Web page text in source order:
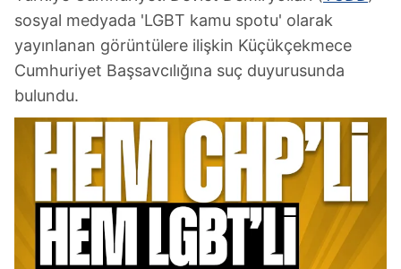
sosyal medyada 'LGBT kamu spotu' olarak
yayınlanan görüntülere ilişkin Küçükçekmece
Cumhuriyet Başsavcılığına suç duyurusunda
bulundu.